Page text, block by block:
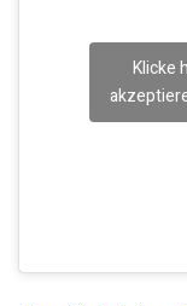
Klicke